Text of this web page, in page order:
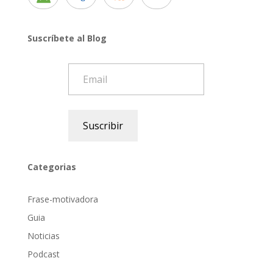
Suscríbete al Blog
Suscribir
Categorias
Frase-motivadora
Guia
Noticias
Podcast